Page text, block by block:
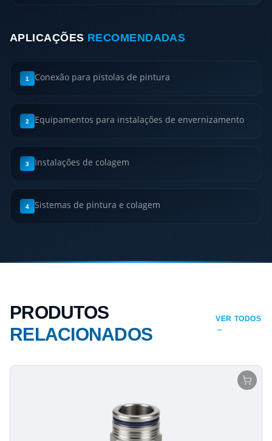
APLICAÇÕES RECOMENDADAS
1 Conexão para pistolas de pintura
2 Equipamentos para instalações de envernizamento
3 Instalações de colagem
4 Sistemas de pintura e colagem
PRODUTOS
RELACIONADOS
VER TODOS
→